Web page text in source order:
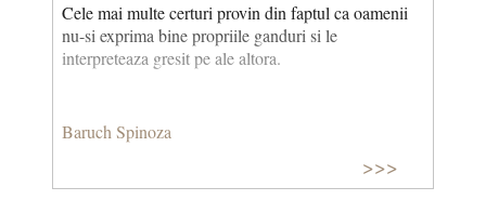
Cele mai multe certuri provin din faptul ca oamenii
nu-si exprima bine propriile ganduri si le
interpreteaza gresit pe ale altora.
Baruch Spinoza
>>>